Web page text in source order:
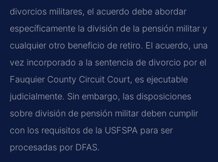
divorcios militares, el acuerdo debe abordar
específicamente la división de la pensión militar y
cualquier otro beneficio de retiro. El acuerdo, una
vez incorporado a la sentencia de divorcio por el
Fauquier County Circuit Court, es ejecutable
judicialmente. Sin embargo, las disposiciones
sobre división de pensión militar deben cumplir
con los requisitos de la USFSPA para ser
procesadas por DFAS.